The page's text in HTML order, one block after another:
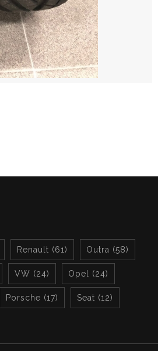
Renault (61) Outra (58)
VW (24) Opel (24)
Porsche (17) Seat (12)